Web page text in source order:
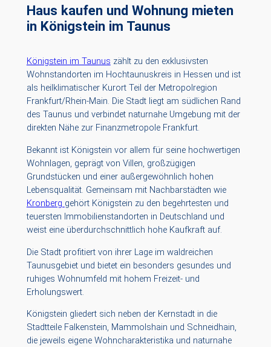
Haus kaufen und Wohnung mieten
in Königstein im Taunus
Königstein im Taunus zählt zu den exklusivsten
Wohnstandorten im Hochtaunuskreis in Hessen und ist
als heilklimatischer Kurort Teil der Metropolregion
Frankfurt/Rhein-Main. Die Stadt liegt am südlichen Rand
des Taunus und verbindet naturnahe Umgebung mit der
direkten Nähe zur Finanzmetropole Frankfurt.
Bekannt ist Königstein vor allem für seine hochwertigen
Wohnlagen, geprägt von Villen, großzügigen
Grundstücken und einer außergewöhnlich hohen
Lebensqualität. Gemeinsam mit Nachbarstädten wie
Kronberg gehört Königstein zu den begehrtesten und
teuersten Immobilienstandorten in Deutschland und
weist eine überdurchschnittlich hohe Kaufkraft auf.
Die Stadt profitiert von ihrer Lage im waldreichen
Taunusgebiet und bietet ein besonders gesundes und
ruhiges Wohnumfeld mit hohem Freizeit- und
Erholungswert.
Königstein gliedert sich neben der Kernstadt in die
Stadtteile Falkenstein, Mammolshain und Schneidhain,
die jeweils eigene Wohncharakteristika und naturnahe